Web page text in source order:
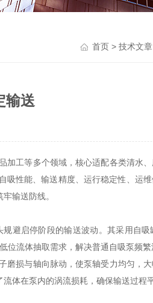
首页 > 技术文章
输送
工等多个领域，核心适配各类清水
性能、输送精度、运行稳定性、运
输送防线。
启停阶段的输送波动。其采用自吸
流体抽取需求，解决普通自吸泵频繁
损与轴向脉动，使泵轴受力均匀，
体在泵内的涡流损耗，确保输送过程